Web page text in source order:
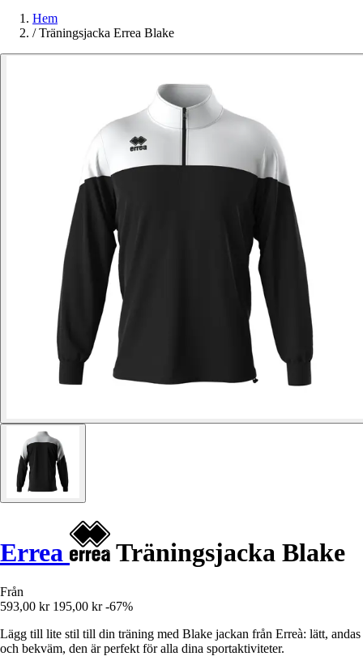
Hem
/ Träningsjacka Errea Blake
Errea Träningsjacka Blake
Från
593,00 kr 195,00 kr -67%
Lägg till lite stil till din träning med Blake jackan från Erreà: lätt, andas
och bekväm, den är perfekt för alla dina sportaktiviteter.